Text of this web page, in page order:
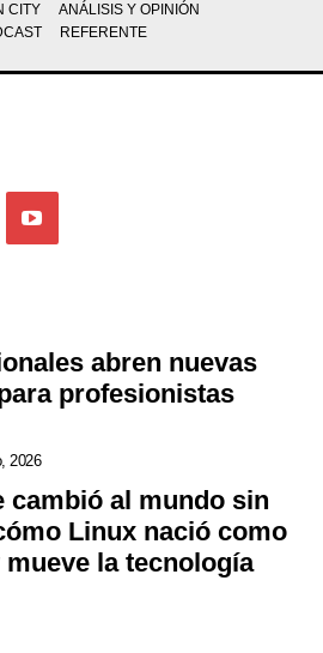
CITY
ANÁLISIS Y OPINIÓN
REFERENTE
abren nuevas
profesionistas
2026
cambió al mundo sin
Linux nació como
la tecnología